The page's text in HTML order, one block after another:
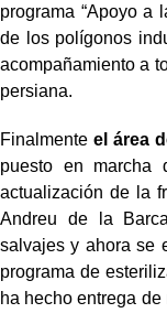
programa “Apoyo a
de los polígonos
acompañamiento a
persiana.
Finalmenteel área
puesto en marcha
actualización de la
Andreu de la
salvajes y ahora se
programa de
ha hecho entrega